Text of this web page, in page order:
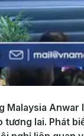
Malaysia
lai. Phát